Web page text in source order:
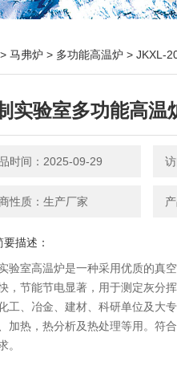
> 马弗炉 > 多功能高温炉 > JKXL-
实验室多功能高温
时间：2025-09-29
性质：生产厂家
要描述：
验室高温炉是一种采用优质的真
，节能节电显著，用于测定灰分
工、冶金、建材、科研单位及大
加热，热分析及热处理等用。符
。